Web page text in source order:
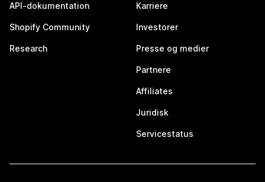
API-dokumentation
Shopify Community
Research
Karriere
Investorer
Presse og medier
Partnere
Affiliates
Juridisk
Servicestatus